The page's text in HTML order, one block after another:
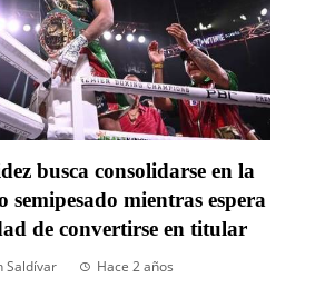
busca consolidarse en la
semipesado mientras espera
de convertirse en titular
Saldívar Hace 2 años